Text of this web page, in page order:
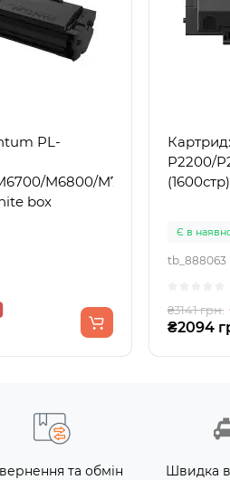
PL-
M6800/M7100/M7200/
white box
P2200/
Є в
tb_888063
₴3141 грн.
₴2094
та обмін
Швидка